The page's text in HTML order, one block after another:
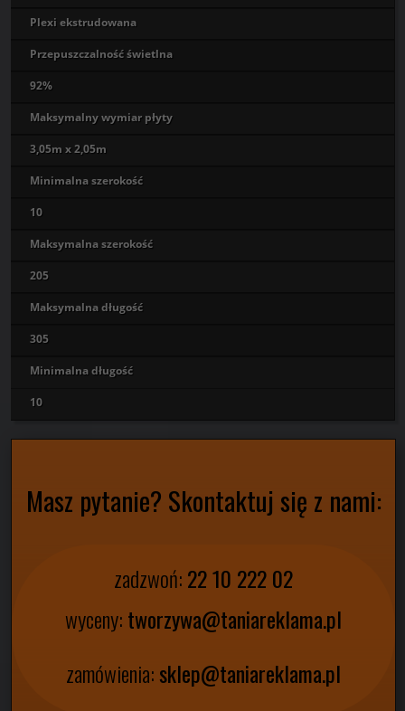
Plexi ekstrudowana
Przepuszczalność świetlna
92%
Maksymalny wymiar płyty
3,05m x 2,05m
Minimalna szerokość
10
Maksymalna szerokość
205
Maksymalna długość
305
Minimalna długość
10
Masz pytanie? Skontaktuj się z nami:
zadzwoń:22 10 222 02
wyceny:tworzywa@taniareklama.pl
zamówienia:sklep@taniareklama.pl